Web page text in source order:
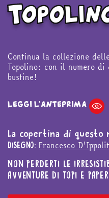
Continua la collezione
Topolino: con il numero di
bustine!
LEGGI L'ANTEPRIMA
La copertina di questo
DISEGNO: Francesco
NON PERDERTI LE
AVVENTURE DI TOPI E